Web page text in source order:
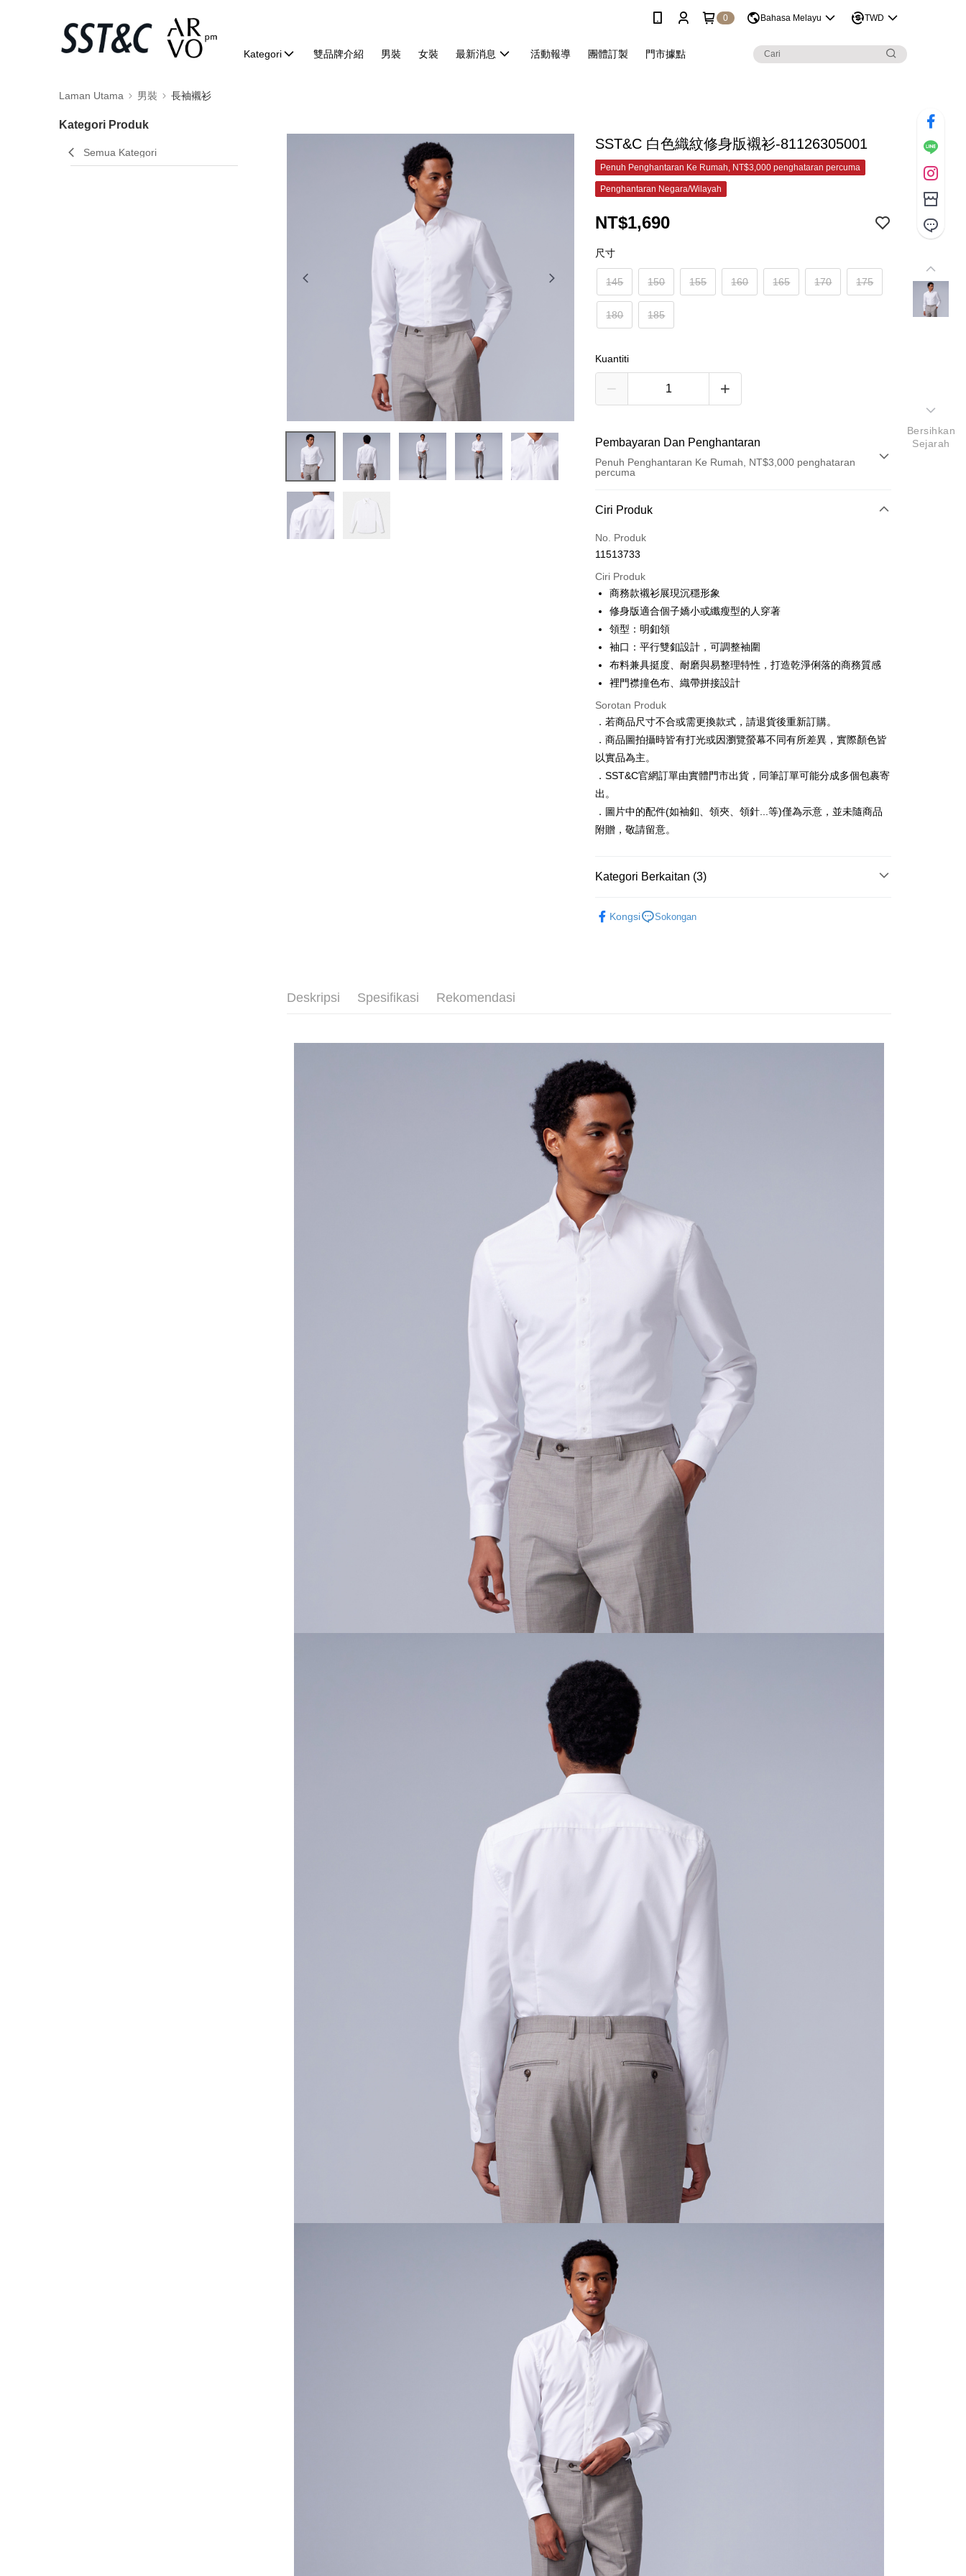
0 Bahasa Melayu TWD
Kategori 雙品牌介紹 男裝 女裝 最新消息 活動報導 團體訂製 門市據點
Laman Utama 男裝 長袖襯衫
Kategori Produk
Semua Kategori
SST&C 白色織紋修身版襯衫-81126305001
Penuh Penghantaran Ke Rumah, NT$3,000 penghataran percuma
Penghantaran Negara/Wilayah
NT$1,690
尺寸
145 150 155 160 165 170 175
180 185
Kuantiti
Pembayaran Dan Penghantaran
Penuh Penghantaran Ke Rumah, NT$3,000 penghataran
percuma
Kaedah Pembayaran
Kad Kredit (Bayaran Penuh)
Ansuran Kad Kredit
3 ansuran pada kadar faedah 0,
Taiwan Cooperative Bank
Bank Komersial Pertama
Bank
The Shanghai
Commercial & Savings
Bank
Bank Komersial Taipei
Fubon
Taiwan Business Bank
Taichung Commercial
Bank
HSBC Bank (Taiwan)
Limited
Yuanta Commercial Bank
Bank SinoPac
Bank Komersial E.SUN
Syarikat Kad Kredit
6 ansuran pada kadar faedah 0, NT$281
ansuran
Taiwan Cooperative Bank
Bank Komersial Pertama
Hua Nan Commercial Bank
Chang Hwa Commercial Bank
Savings Bank
Bank Cathay United
Bank
Taiwan Business Bank
Taichung Commercial Bank
Union Bank of Taiwan
Yuanta Commercial Bank
Bank SinoPac
Bank Antarabangsa Taishin
Bank CTBC
Syarikat Kad Kredit Rakuten
LINE Pay
JKOPAY
Easy Wallet
Google Pay
Plus PAY
AFTEE
Deskripsi
pengesahan AFTEE akan muncul.
dihantar ke alamat yang ditetapkan.
bagaimanapun, bagi mereka yang telah memuat turun Aplikasi AFTEE
dan mendaftar sebagai ahli AFTEE boleh menikmati tempoh
pembayaran sehingga 45 hari.
Tempoh pembayaran dikira dari masa kedai meminta pembayaran anda,
ditambah dengan bilangan hari yang boleh dilanjutkan oleh AFTEE.
Anda boleh melanjutkan tempoh pembayaran anda sebelum anda
menerima pesanan. Walau bagaimanapun, tiada jaminan bahawa anda
boleh menerima pesanan anda semasa tempoh pembayaran (cth.:
produk prapesanan atau produk yang mungkin mengambil masa yang
lebih lama untuk dihantar). Oleh itu, anda dikehendaki membuat
pembayaran kepada AFTEE dalam tempoh sama ada anda menerima
pesanan.
Kedua, Sekatan Pembayaran
1. Jumlah yang diperakui untuk pengguna kali pertama boleh sehingga
NT$10,000. Amaun diperakui sebenar yang diluluskan akan
berdasarkan keputusan pensijilan dan semakan oleh AFTEE.
2. Amaun perbelanjaan minimum mestilah lebih besar daripada NT$20.
3. Pada masa ini hanya tersedia untuk ahli Taiwan.
Ketiga, Syarat Perkhidmatan
Perkhidmatan AFTEE Beli Sekarang Bayar Kemudian disediakan oleh
NP Taiwan, Inc. dan AFTEE akan membuat bil kepada pengguna. AFTEE
akan menggunakan data peribadi yang dikumpul (termasuk nama
pembeli, no. telefon, nama penerima, no. telefon, alamat penerima)
untuk penggunaan perkhidmatan. Sila rujuk kepada "Penyata
Pengumpulan Data Peribadi, Pemprosesan, Penggunaan"
(https://aftee.tw/privacypolicy/
) untuk maklumat lanjut.
Jumlah yang diperakui untuk pengguna kali pertama yang lulus
kelulusan boleh sehingga NT$10,000. Jika pengguna tidak membuat
pembayaran dalam tempoh tersebut, yuran pembayaran lewat sebanyak
20% setahun akan dikenakan. Pengguna bawah umur dikehendaki
mendapatkan kebenaran daripada ibu bapa atau penjaga yang sah
untuk menggunakan AFTEE.
Sila hubungi NP Taiwan Inc. di
penggunaan pada data peribadi. Jika anda tidak bersetuju dengan data
peribadi yang disenaraikan seperti di atas akan dikumpul dan
digunakan oleh AFTEE, sila jangan gunakan perkhidmatan ini.
新竹物流宅配
Ciri Produk
No. Produk
11513733
Ciri Produk
商務款襯衫展現沉穩形象
修身版適合個子嬌小或纖瘦型的人穿著
領型：明釦領
袖口：平行雙釦設計，可調整袖圍
布料兼具挺度、耐磨與易整理特性，打造乾淨俐落的商務質感
裡門襟撞色布、織帶拼接設計
Sorotan Produk
．若商品尺寸不合或需更換款式，請退貨後重新訂購。
．商品圖拍攝時皆有打光或因瀏覽螢幕不同有所差異，實際顏色皆
以實品為主。
．SST&C官網訂單由實體門市出貨，同筆訂單可能分成多個包裹寄
出。
．圖片中的配件(如袖釦、領夾、領針...等)僅為示意，並未隨商品
附贈，敬請留意。
Kategori Berkaitan (3)
Kongsi Sokongan
Deskripsi Spesifikasi Rekomendasi
Bersihkan
Sejarah